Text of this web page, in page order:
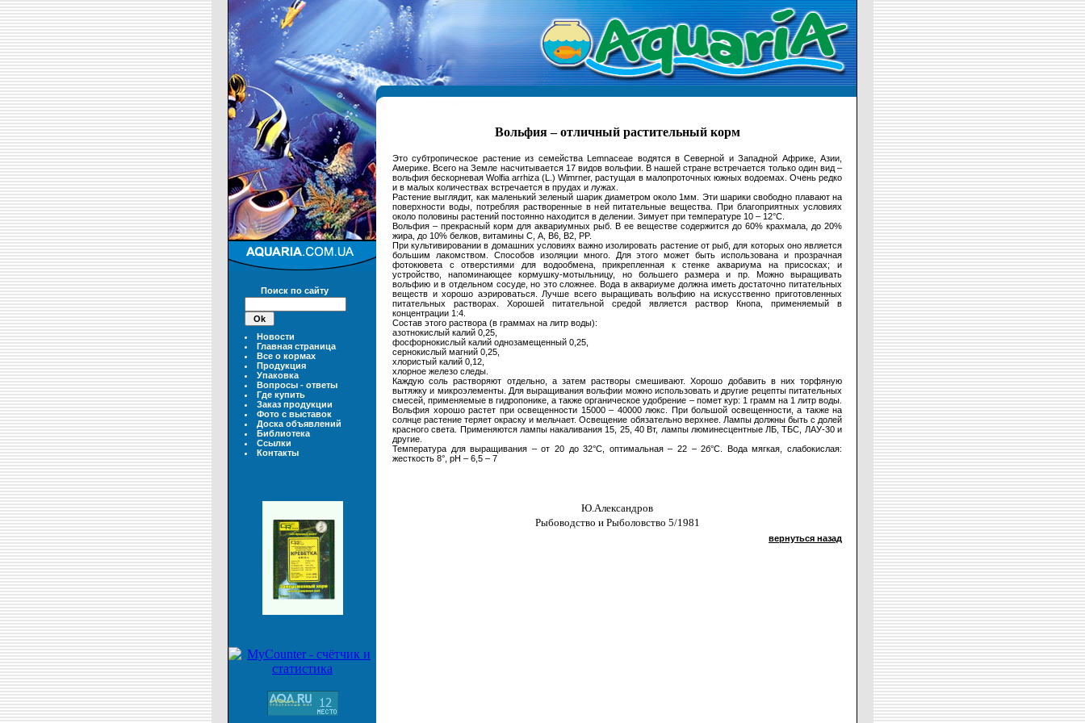
Поиск по сайту
Новости
Главная страница
Все о кормах
Продукция
Упаковка
Вопросы - ответы
Где купить
Заказ продукции
Фото с выставок
Доска объявлений
Библиотека
Ссылки
Контакты
Вольфия – отличный растительный корм
Это субтропическое растение из семейства Lemnaceae водятся в Северной и Западной Африке, Азии,
Америке. Всего на Земле насчитывается 17 видов вольфии. В нашей стране встречается только один вид –
вольфия бескорневая Wolfia arrhiza (L.) Wimrner, растущая в малопроточных южных водоемах. Очень редко
и в малых количествах встречается в прудах и лужах.
Растение выглядит, как маленький зеленый шарик диаметром около 1мм. Эти шарики свободно плавают на
поверхности воды, потребляя растворенные в ней питательные вещества. При благоприятных условиях
около половины растений постоянно находится в делении. Зимует при температуре 10 – 12°С.
Вольфия – прекрасный корм для аквариумных рыб. В ее веществе содержится до 60% крахмала, до 20%
жира, до 10% белков, витамины С, A, B6, В2, PP.
При культивировании в домашних условиях важно изолировать растение от рыб, для которых оно является
большим лакомством. Способов изоляции много. Для этого может быть использована и прозрачная
фотокювета с отверстиями для водообмена, прикрепленная к стенке аквариума на присосках; и
устройство, напоминающее кормушку-мотыльницу, но большего размера и пр. Можно выращивать
вольфию и в отдельном сосуде, но это сложнее. Вода в аквариуме должна иметь достаточно питательных
веществ и хорошо аэрироваться. Лучше всего выращивать вольфию на искусственно приготовленных
питательных растворах. Хорошей питательной средой является раствор Кнопа, применяемый в
концентрации 1:4.
Состав этого раствора (в граммах на литр воды):
азотнокислый калий 0,25,
фосфорнокислый калий однозамещенный 0,25,
сернокислый магний 0,25,
хлористый калий 0,12,
хлорное железо следы.
Каждую соль растворяют отдельно, а затем растворы смешивают. Хорошо добавить в них торфяную
вытяжку и микроэлементы. Для выращивания вольфии можно использовать и другие рецепты питательных
смесей, применяемые в гидропонике, а также органическое удобрение – помет кур: 1 грамм на 1 литр воды.
Вольфия хорошо растет при освещенности 15000 – 40000 люкс. При большой освещенности, а также на
солнце растение теряет окраску и мельчает. Освещение обязательно верхнее. Лампы должны быть с долей
красного света. Применяются лампы накаливания 15, 25, 40 Вт, лампы люминесцентные ЛБ, ТБС, ЛАУ-30 и
другие.
Температура для выращивания – от 20 до 32°С, оптимальная – 22 – 2б°С. Вода мягкая, слабокислая:
жесткость 8°, рН – 6,5 – 7
Ю.Александров
Рыбоводство и Рыболовство 5/1981
вернуться назад